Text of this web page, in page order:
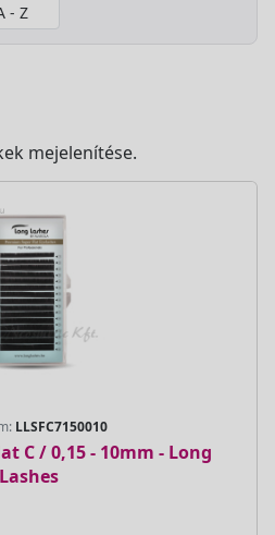
mejelenítése.
LLSFC7150010
C / 0,15 - 10mm - Long
Lashes